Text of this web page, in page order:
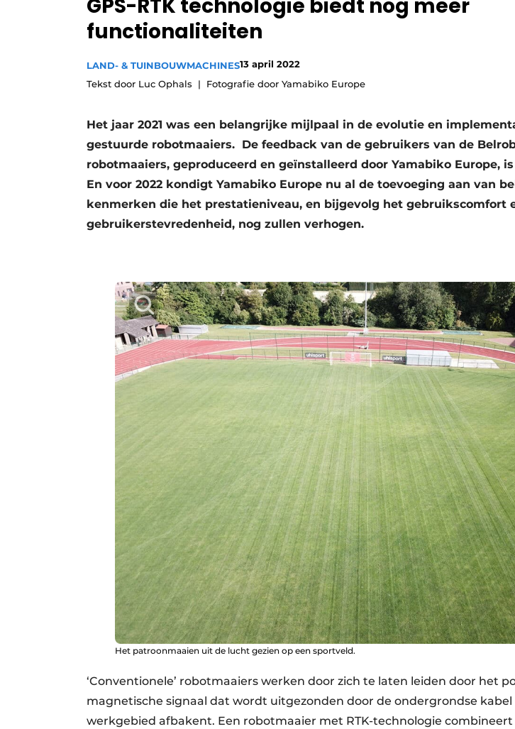
Vacature aanmelden
Video’s
GPS-RTK technologie biedt nog meer
functionaliteiten
LAND- & TUINBOUWMACHINES13 april 2022
Tekst door Luc Ophals
Fotografie door Yamabiko Europe
Het jaar 2021 was een belangrijke mijlpaal in de evolutie en
gestuurde robotmaaiers. De feedback van de gebruikers van de
robotmaaiers, geproduceerd en geïnstalleerd door Yamabiko Europe,
En voor 2022 kondigt Yamabiko Europe nu al de toevoeging aan van
kenmerken die het prestatieniveau, en bijgevolg het gebruikscomfort
gebruikerstevredenheid, nog zullen verhogen.
Het patroonmaaien uit de lucht gezien op een sportveld.
‘Conventionele’ robotmaaiers werken door zich te laten leiden door het
magnetische signaal dat wordt uitgezonden door de ondergrondse kabel
werkgebied afbakent. Een robotmaaier met RTK-technologie